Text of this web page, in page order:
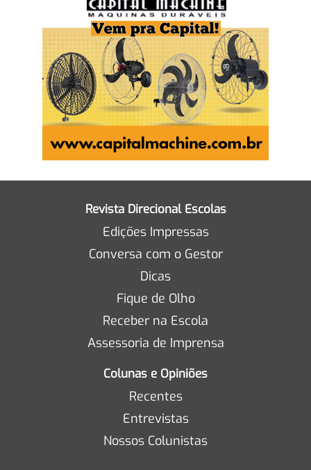
Revista Direcional Escolas
Edições Impressas
Conversa com o Gestor
Dicas
Fique de Olho
Receber na Escola
Assessoria de Imprensa
Colunas e Opiniões
Recentes
Entrevistas
Nossos Colunistas